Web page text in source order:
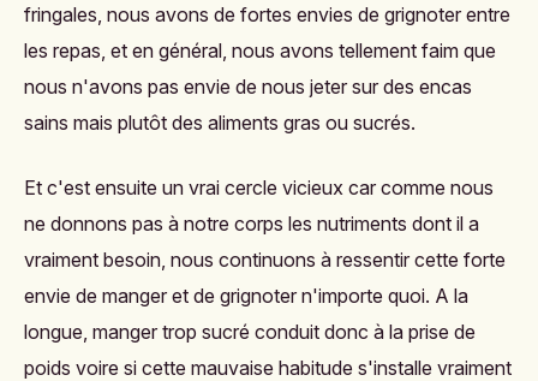
fringales, nous avons de fortes envies de grignoter entre
les repas, et en général, nous avons tellement faim que
nous n'avons pas envie de nous jeter sur des encas
sains mais plutôt des aliments gras ou sucrés.
Et c'est ensuite un vrai cercle vicieux car comme nous
ne donnons pas à notre corps les nutriments dont il a
vraiment besoin, nous continuons à ressentir cette forte
envie de manger et de grignoter n'importe quoi. A la
longue, manger trop sucré conduit donc à la prise de
poids voire si cette mauvaise habitude s'installe vraiment